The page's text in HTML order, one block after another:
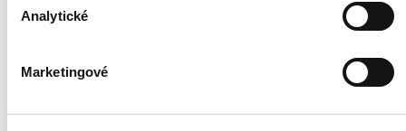
Analytické
Marketingové